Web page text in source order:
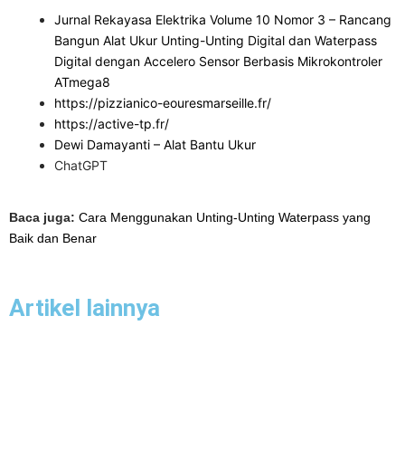
Jurnal Rekayasa Elektrika Volume 10 Nomor 3 – Rancang
Bangun Alat Ukur Unting-Unting Digital dan Waterpass
Digital dengan Accelero Sensor Berbasis Mikrokontroler
ATmega8
https://pizzianico-eouresmarseille.fr/
https://active-tp.fr/
Dewi Damayanti – Alat Bantu Ukur
ChatGPT
Baca juga: Cara Menggunakan Unting-Unting Waterpass yang
Baik dan Benar
Artikel lainnya